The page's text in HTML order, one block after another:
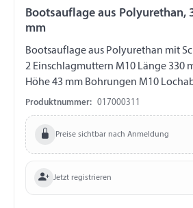
Bootsauflage aus Polyurethan,
mm
Bootsauflage aus Polyurethan mit
2 Einschlagmuttern M10 Länge 330 mm Breite 119
Höhe 43 mm Bohrungen M10
Shore Härte ca. 50-60
Produktnummer: 017000311
Preise sichtbar nach Anmeldung
Jetzt registrieren